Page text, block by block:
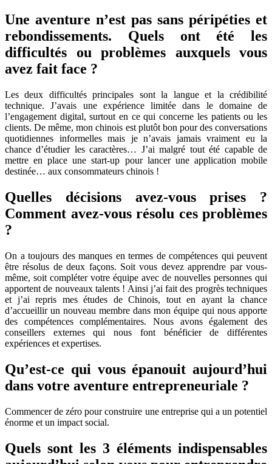
Une aventure n’est pas sans péripéties et
rebondissements. Quels ont été les
difficultés ou problèmes auxquels vous
avez fait face ?
Les deux difficultés principales sont la langue et la crédibilité
technique. J’avais une expérience limitée dans le domaine de
l’engagement digital, surtout en ce qui concerne les patients ou les
clients. De même, mon chinois est plutôt bon pour des conversations
quotidiennes informelles mais je n’avais jamais vraiment eu la
chance d’étudier les caractères… J’ai malgré tout été capable de
mettre en place une start-up pour lancer une application mobile
destinée… aux consommateurs chinois !
Quelles décisions avez-vous prises ?
Comment avez-vous résolu ces problèmes
?
On a toujours des manques en termes de compétences qui peuvent
être résolus de deux façons. Soit vous devez apprendre par vous-
même, soit compléter votre équipe avec de nouvelles personnes qui
apportent de nouveaux talents ! Ainsi j’ai fait des progrès techniques
et j’ai repris mes études de Chinois, tout en ayant la chance
d’accueillir un nouveau membre dans mon équipe qui nous apporte
des compétences complémentaires. Nous avons également des
conseillers externes qui nous font bénéficier de différentes
expériences et expertises.
Qu’est-ce qui vous épanouit aujourd’hui
dans votre aventure entrepreneuriale ?
Commencer de zéro pour construire une entreprise qui a un potentiel
énorme et un impact social.
Quels sont les 3 éléments indispensables